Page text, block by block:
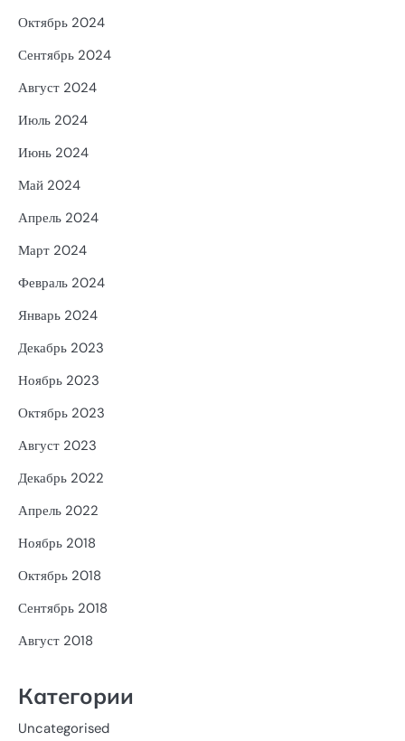
Октябрь 2024
Сентябрь 2024
Август 2024
Июль 2024
Июнь 2024
Май 2024
Апрель 2024
Март 2024
Февраль 2024
Январь 2024
Декабрь 2023
Ноябрь 2023
Октябрь 2023
Август 2023
Декабрь 2022
Апрель 2022
Ноябрь 2018
Октябрь 2018
Сентябрь 2018
Август 2018
Категории
Uncategorised